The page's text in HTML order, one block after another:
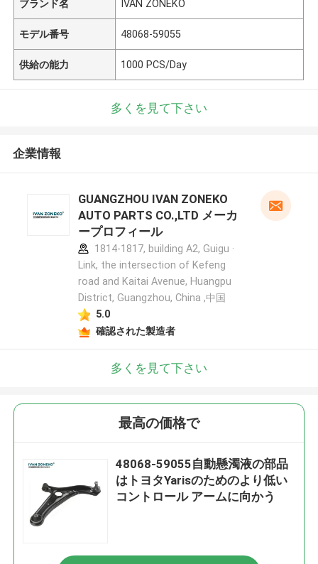
ブランド名 IVAN ZONEKO
モデル番号 48068-59055
供給の能力 1000 PCS/Day
多くを見て下さい
企業情報
GUANGZHOU IVAN ZONEKO
AUTO PARTS CO.,LTD メーカ
ープロフィール
1814-1817, building A2, Guigu ·
Link, the intersection of Kefeng
road and Kaitai Avenue, Huangpu
District, Guangzhou, China ,中国
5.0
確認された製造者
多くを見て下さい
最高の価格で
48068-59055自動懸濁液の部品
はトヨタYarisのためのより低い
コントロール アームに向かう